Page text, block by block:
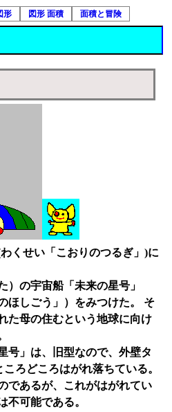
形 図形 面積 面積と冒険
くせい「こおりのつるぎ」)に
）の宇宙船「未来の星号」
ほしごう」）をみつけた。 そ
た母の住むという地球に向け
号」は、旧型なので、外壁タ
ろどころはがれ落ちている。
であるが、これがはがれてい
不可能である。